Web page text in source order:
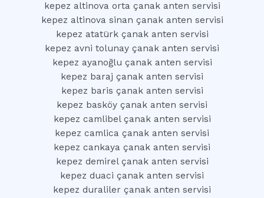
kepez altinova orta çanak anten servisi
kepez altinova sinan çanak anten servisi
kepez atatürk çanak anten servisi
kepez avni tolunay çanak anten servisi
kepez ayanoğlu çanak anten servisi
kepez baraj çanak anten servisi
kepez baris çanak anten servisi
kepez basköy çanak anten servisi
kepez camlibel çanak anten servisi
kepez camlica çanak anten servisi
kepez cankaya çanak anten servisi
kepez demirel çanak anten servisi
kepez duaci çanak anten servisi
kepez duraliler çanak anten servisi